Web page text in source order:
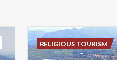
RELIGIOUS TOURISM